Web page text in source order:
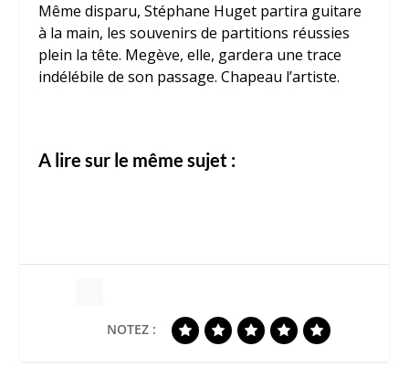
Même disparu, Stéphane Huget partira guitare
à la main, les souvenirs de partitions réussies
plein la tête. Megève, elle, gardera une trace
indélébile de son passage. Chapeau l’artiste.
A lire sur le même sujet :
NOTEZ :